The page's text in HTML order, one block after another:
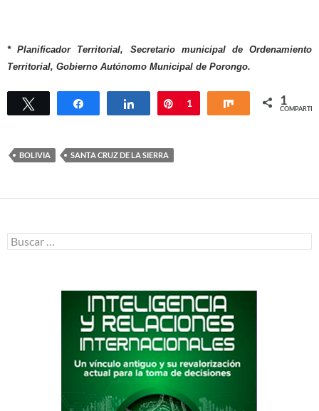
*Planificador Territorial, Secretario municipal de Ordenamiento
Territorial, Gobierno Autónomo Municipal de Porongo.
Twittear Compartir CompartirPin
1 Compartir
1
COMPARTIR
BOLIVIA SANTA CRUZ DE LA SIERRA
Buscar: